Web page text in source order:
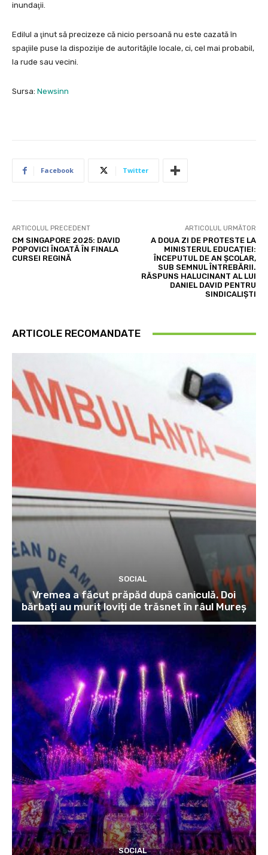
inundaţii.
Edilul a ţinut să precizeze că nicio persoană nu este cazată în
spaţiile puse la dispoziţie de autorităţile locale, ci, cel mai probabil,
la rude sau vecini.
Sursa: Newsinn
Facebook Twitter
ARTICOLUL PRECEDENT
CM SINGAPORE 2025: DAVID
POPOVICI ÎNOATĂ ÎN FINALA
CURSEI REGINĂ
ARTICOLUL URMĂTOR
A DOUA ZI DE PROTESTE LA
MINISTERUL EDUCAȚIEI:
ÎNCEPUTUL DE AN ȘCOLAR,
SUB SEMNUL ÎNTREBĂRII.
RĂSPUNS HALUCINANT AL LUI
DANIEL DAVID PENTRU
SINDICALIȘTI
ARTICOLE RECOMANDATE
SOCIAL
Vremea a făcut prăpăd după caniculă. Doi
bărbați au murit loviți de trăsnet în râul Mureș
SOCIAL